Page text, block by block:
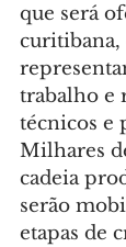
que será
curitibana,
trabalho e
técnicos e
Milhares
cadeia
serão
etapas de